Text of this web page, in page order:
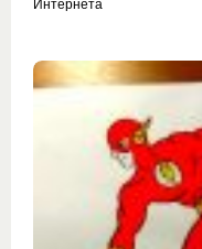
Интернета